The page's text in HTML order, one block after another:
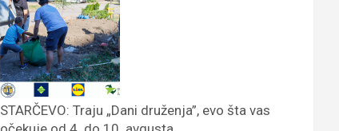
STARČEVO: Traju „Dani druženja”, evo šta vas